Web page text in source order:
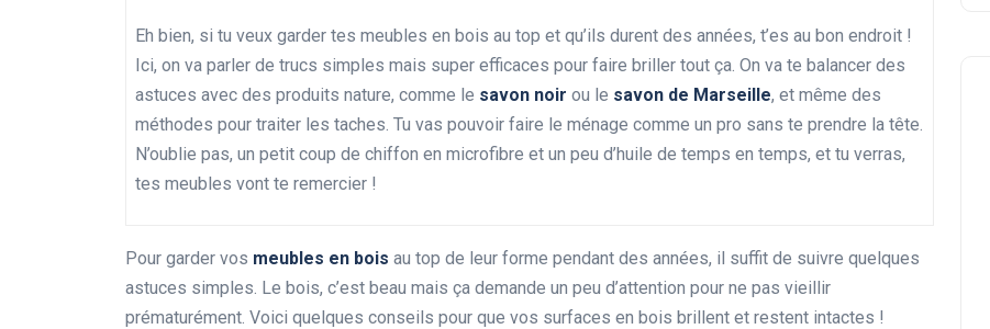
Eh bien, si tu veux garder tes meubles en bois au top et qu’ils durent des années, t’es au bon endroit !
Ici, on va parler de trucs simples mais super efficaces pour faire briller tout ça. On va te balancer des
astuces avec des produits nature, comme le savon noir ou le savon de Marseille, et même des
méthodes pour traiter les taches. Tu vas pouvoir faire le ménage comme un pro sans te prendre la tête.
N’oublie pas, un petit coup de chiffon en microfibre et un peu d’huile de temps en temps, et tu verras,
tes meubles vont te remercier !
Pour garder vos meubles en bois au top de leur forme pendant des années, il suffit de suivre quelques
astuces simples. Le bois, c’est beau mais ça demande un peu d’attention pour ne pas vieillir
prématurément. Voici quelques conseils pour que vos surfaces en bois brillent et restent intactes !